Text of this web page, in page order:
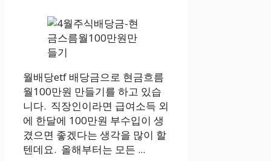
월배당etf 배당금으로 현금흐름
월100만원 만들기를 하고 있습
니다. 직장인이라면 급여소득 외
에 한달에 100만원 부수입이 생
겼으면 좋겠다는 생각을 많이 할
텐데요. 올해부터는 모든 ...